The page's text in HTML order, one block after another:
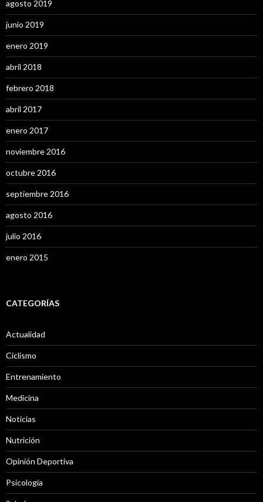
agosto 2019
junio 2019
enero 2019
abril 2018
febrero 2018
abril 2017
enero 2017
noviembre 2016
octubre 2016
septiembre 2016
agosto 2016
julio 2016
enero 2015
CATEGORÍAS
Actualidad
Ciclismo
Entrenamiento
Medicina
Noticias
Nutrición
Opinión Deportiva
Psicología